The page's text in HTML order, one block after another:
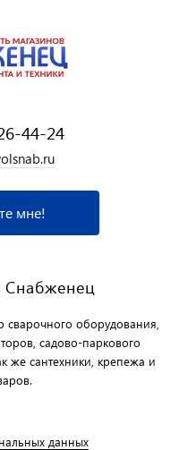
44-24
мне!
сварочного оборудования,
садово-паркового
же сантехники, крепежа и
данных